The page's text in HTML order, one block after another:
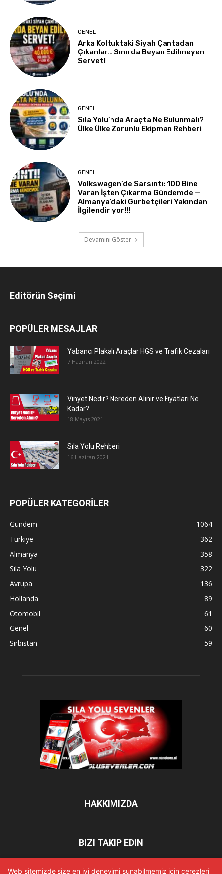
GENEL
Arka Koltuktaki Siyah Çantadan
Çıkanlar… Sınırda Beyan Edilmeyen
Servet!
GENEL
Sıla Yolu’nda Araçta Ne Bulunmalı?
Ülke Ülke Zorunlu Ekipman Rehberi
GENEL
Volkswagen’de Sarsıntı: 100 Bine
Varan İşten Çıkarma Gündemde —
Almanya’daki Gurbetçileri Yakından
İlgilendiriyor!!!
Devamını Göster
Editörün Seçimi
POPÜLER MESAJLAR
Yabancı Plakalı Araçlar HGS ve Trafik Cezaları
7 Haziran 2022
Vinyet Nedir? Nereden Alınır ve Fiyatları Ne
Kadar?
18 Mayıs 2021
Sıla Yolu Rehberi
16 Haziran 2021
POPÜLER KATEGORİLER
Gündem
1064
Türkiye
362
Almanya
358
Sıla Yolu
322
Avrupa
136
Hollanda
89
Otomobil
61
Genel
60
Sırbistan
59
HAKKIMIZDA
BIZI TAKIP EDIN
Web sitemizde size en iyi deneyimi sunabilmemiz için çerezleri